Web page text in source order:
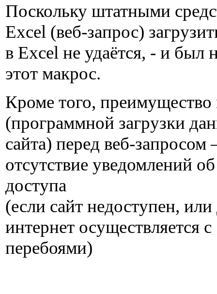
Поскольку штатными
Excel (веб-запрос)
в Excel не удаётся, - и был
этот макрос.
Кроме того, преимущество
(программной загрузки
сайта) перед веб-
отсутствие уведомлений
доступа
(если сайт недоступен,
интернет осуществляется с
перебоями)